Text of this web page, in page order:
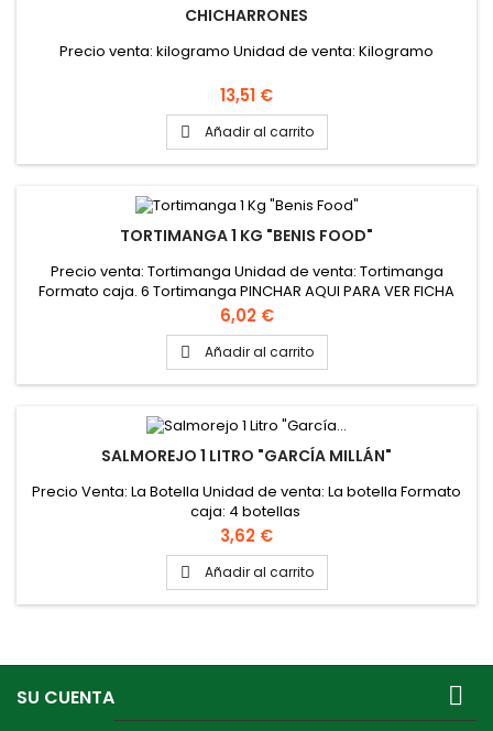
CHICHARRONES
Precio venta: kilogramo Unidad de venta: Kilogramo
Precio
13,51 €
 Añadir al carrito
TORTIMANGA 1 KG "BENIS FOOD"
Precio venta: Tortimanga Unidad de venta: Tortimanga
Formato caja. 6 Tortimanga PINCHAR AQUI PARA VER FICHA
TÉCNICA PINCHAR AQUI PARA VER VIDEO TORTIMANGA
Precio
6,02 €
 Añadir al carrito
SALMOREJO 1 LITRO "GARCÍA MILLÁN"
Precio Venta: La Botella Unidad de venta: La botella Formato
caja: 4 botellas
Precio
3,62 €
 Añadir al carrito
SU CUENTA 